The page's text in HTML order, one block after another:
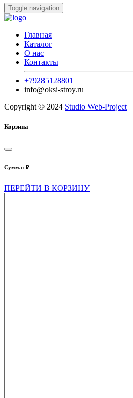
Toggle navigation
Главная
Каталог
О нас
Контакты
+79285128801
info@oksi-stroy.ru
Copyright © 2024 Studio Web-Project
Корзина
Сумма: ₽
ПЕРЕЙТИ В КОРЗИНУ